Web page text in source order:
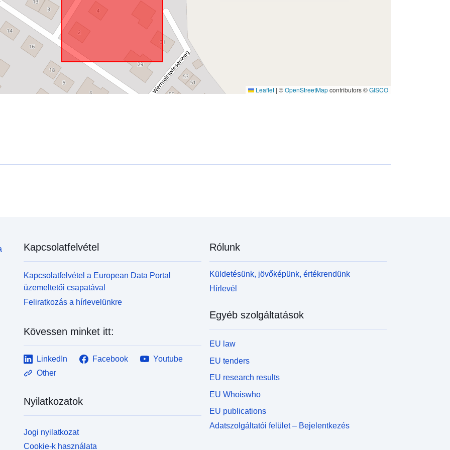
Leaflet | ©OpenStreetMapcontributors ©GISCO
Kapcsolatfelvétel
Kapcsolatfelvétel a European Data Portal
üzemeltetői csapatával
Feliratkozás a hírlevelünkre
Kövessen minket itt:
LinkedIn Facebook
Youtube
Other
Nyilatkozatok
Jogi nyilatkozat
Cookie-k használata
Rólunk
Küldetésünk, jövőképünk, értékrendünk
Hírlevél
Egyéb szolgáltatások
EU law
EU tenders
EU research results
EU Whoiswho
EU publications
Adatszolgáltatói felület – Bejelentkezés